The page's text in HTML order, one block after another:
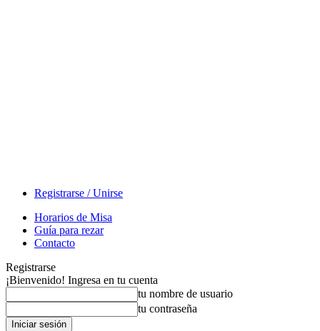
Registrarse / Unirse
Horarios de Misa
Guía para rezar
Contacto
Registrarse
¡Bienvenido! Ingresa en tu cuenta
tu nombre de usuario
tu contraseña